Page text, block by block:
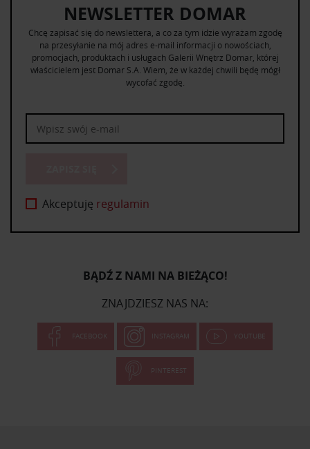
NEWSLETTER DOMAR
Chcę zapisać się do newslettera, a co za tym idzie wyrażam zgodę
na przesyłanie na mój adres e-mail informacji o nowościach,
promocjach, produktach i usługach Galerii Wnętrz Domar, której
właścicielem jest Domar S.A. Wiem, że w każdej chwili będę mógł
wycofać zgodę.
Akceptuję regulamin
BĄDŹ Z NAMI NA BIEŻĄCO!
ZNAJDZIESZ NAS NA:
FACEBOOK INSTAGRAM YOUTUBE
PINTEREST